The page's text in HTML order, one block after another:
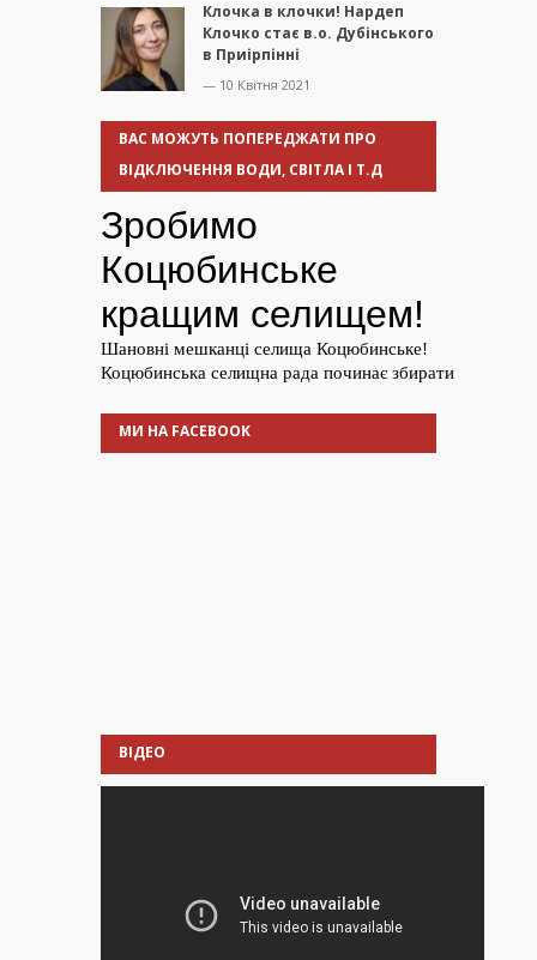
Клочка в клочки! Нардеп
Клочко стає в.о. Дубінського
в Приірпінні
— 10 Квітня 2021
ВАС МОЖУТЬ ПОПЕРЕДЖАТИ ПРО
ВІДКЛЮЧЕННЯ ВОДИ, СВІТЛА І Т.Д
МИ НА FACEBOOK
ВІДЕО